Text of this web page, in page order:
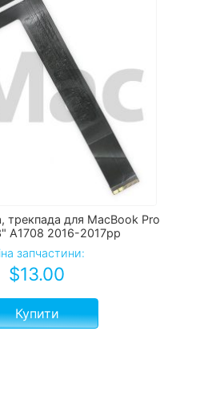
трекпада для MacBook Pro
A1708 2016-2017рр
запчастини:
$13.00
Купити